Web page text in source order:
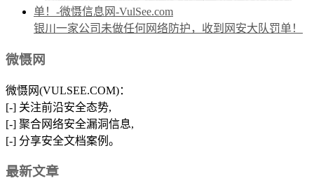
银川一家公司未做任何网络防护，收到网安大队罚单！
微慑网
微慑网(VULSEE.COM)：
[-] 关注前沿安全态势,
[-] 聚合网络安全漏洞信息,
[-] 分享安全文档案例。
最新文章